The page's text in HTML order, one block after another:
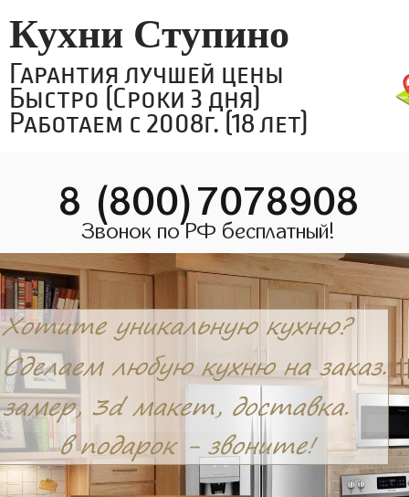
Кухни Ступино
Гарантия лучшей цены
Быстро (Сроки 3 дня)
Работаем с 2008г. (18 лет)
8 (800)7078908
Звонок по РФ бесплатный!